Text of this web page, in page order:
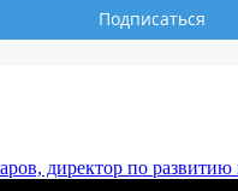
директор по